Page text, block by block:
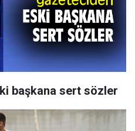
başkana sert sözler